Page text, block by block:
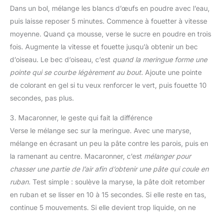
Dans un bol, mélange les blancs d’œufs en poudre avec l’eau,
puis laisse reposer 5 minutes. Commence à fouetter à vitesse
moyenne. Quand ça mousse, verse le sucre en poudre en trois
fois. Augmente la vitesse et fouette jusqu’à obtenir un bec
d’oiseau. Le bec d’oiseau, c’est quand la meringue forme une
pointe qui se courbe légèrement au bout. Ajoute une pointe
de colorant en gel si tu veux renforcer le vert, puis fouette 10
secondes, pas plus.
3. Macaronner, le geste qui fait la différence
Verse le mélange sec sur la meringue. Avec une maryse,
mélange en écrasant un peu la pâte contre les parois, puis en
la ramenant au centre. Macaronner, c’est mélanger pour
chasser une partie de l’air afin d’obtenir une pâte qui coule en
ruban. Test simple : soulève la maryse, la pâte doit retomber
en ruban et se lisser en 10 à 15 secondes. Si elle reste en tas,
continue 5 mouvements. Si elle devient trop liquide, on ne